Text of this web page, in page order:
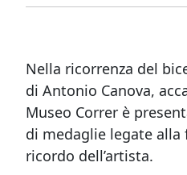
Nella ricorrenza del
di Antonio Canova,
Museo Correr è
di medaglie legate alla
ricordo dell’artista.